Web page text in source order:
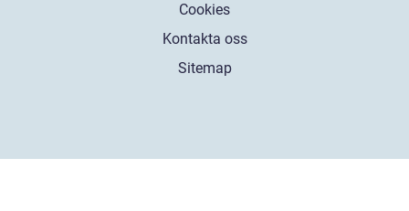
Cookies
Kontakta oss
Sitemap